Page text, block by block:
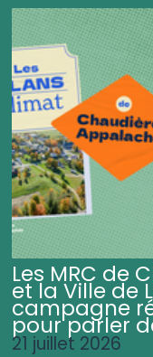
Les MRC de
et la Ville de
campagne
pour parler
21 juillet 2026